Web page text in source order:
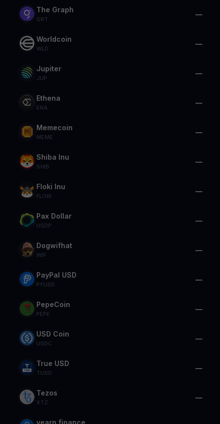
The Graph
GRT
—
Worldcoin
WLD
—
Jupiter
JUP
—
Ethena
ENA
—
Memecoin
MEME
—
Shiba Inu
SHIB
—
Floki Inu
FLOKI
—
Pax Dollar
USDP
—
Dogwifhat
WIF
—
PayPal USD
PYUSD
—
PepeCoin
PEPE
—
USD Coin
USDC
—
True USD
TUSD
—
Tezos
XTZ
—
yearn.finance